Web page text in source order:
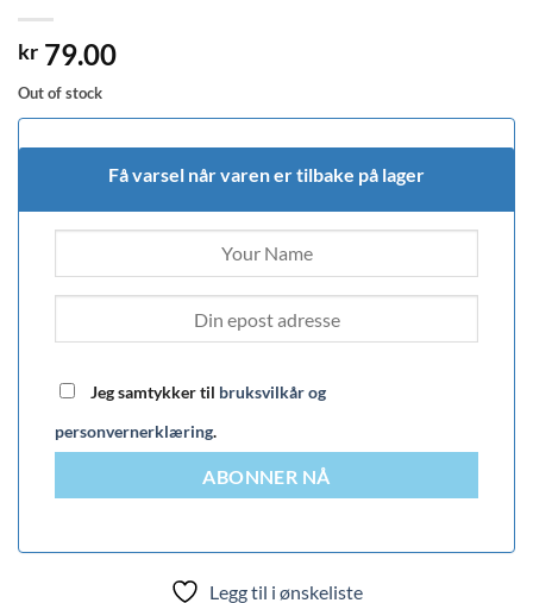
kr 79.00
Out of stock
Få varsel når varen er tilbake på lager
Jeg samtykker til bruksvilkår og
personvernerklæring.
ABONNER NÅ
Legg til i ønskeliste